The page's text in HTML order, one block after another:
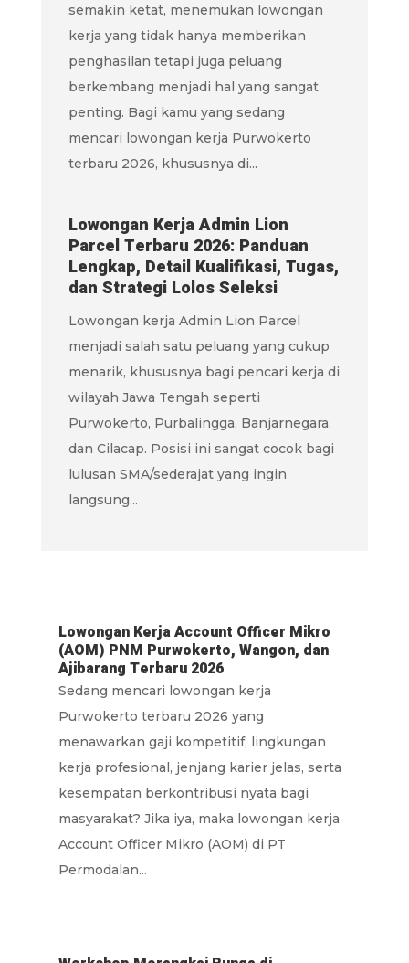
semakin ketat, menemukan lowongan
kerja yang tidak hanya memberikan
penghasilan tetapi juga peluang
berkembang menjadi hal yang sangat
penting. Bagi kamu yang sedang
mencari lowongan kerja Purwokerto
terbaru 2026, khususnya di...
Lowongan Kerja Admin Lion
Parcel Terbaru 2026: Panduan
Lengkap, Detail Kualifikasi, Tugas,
dan Strategi Lolos Seleksi
Lowongan kerja Admin Lion Parcel
menjadi salah satu peluang yang cukup
menarik, khususnya bagi pencari kerja di
wilayah Jawa Tengah seperti
Purwokerto, Purbalingga, Banjarnegara,
dan Cilacap. Posisi ini sangat cocok bagi
lulusan SMA/sederajat yang ingin
langsung...
Lowongan Kerja Account Officer Mikro
(AOM) PNM Purwokerto, Wangon, dan
Ajibarang Terbaru 2026
Sedang mencari lowongan kerja
Purwokerto terbaru 2026 yang
menawarkan gaji kompetitif, lingkungan
kerja profesional, jenjang karier jelas, serta
kesempatan berkontribusi nyata bagi
masyarakat? Jika iya, maka lowongan kerja
Account Officer Mikro (AOM) di PT
Permodalan...